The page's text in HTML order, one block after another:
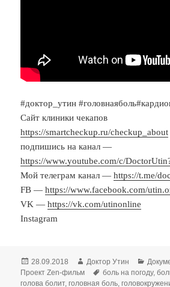
#доктор_утин
Сайт клиники чекапов
https://smartcheckup.ru/checkup_about
подпишись на канал —
https://www.youtube.com/c/
Мой телеграм канал —https://t.me/
FB —https://www.facebook.com/
VK —https://vk.com/utinonline
Instagram
Опубликовано
28.09.2018 Автор
Доктор Утин
Проект Zen-фильм
Метки
боль на погоду,
голова болит,головная боль,